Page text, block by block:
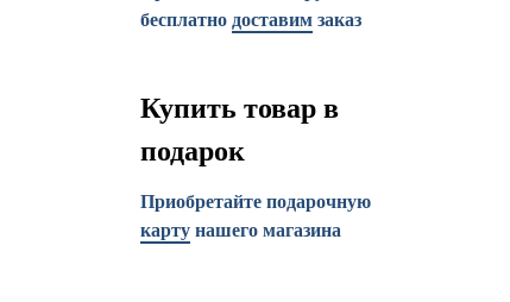
бесплатно доставим заказ
Купить товар в
подарок
Приобретайте подарочную
карту нашего магазина